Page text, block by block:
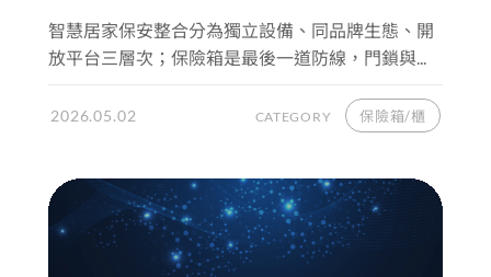
智慧居家保安整合分為獨立設備、同品牌生態、開
放平台三層次；保險箱是最後一道防線，門鎖與...
2026.05.02 CATEGORY 保險箱/櫃